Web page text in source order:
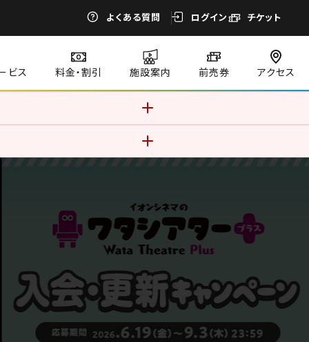
よくある質問 ログイン チケット
ビス 料金・割引 施設案内 前売券 アクセス